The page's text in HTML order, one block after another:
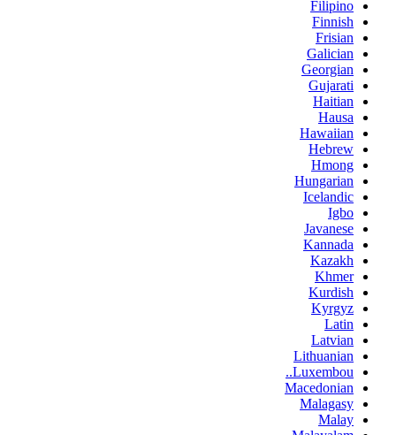
Filipino
Finnish
Frisian
Galician
Georgian
Gujarati
Haitian
Hausa
Hawaiian
Hebrew
Hmong
Hungarian
Icelandic
Igbo
Javanese
Kannada
Kazakh
Khmer
Kurdish
Kyrgyz
Latin
Latvian
Lithuanian
Luxembou..
Macedonian
Malagasy
Malay